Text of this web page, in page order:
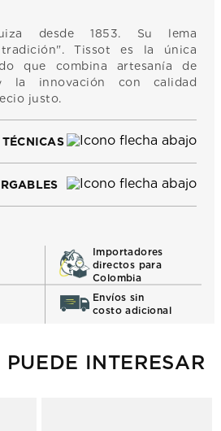
desde 1853. Su lema
Tissot es la única
que combina artesanía de
la innovación con calidad
justo.
Importadores
directos para
Colombia
Envíos sin
costo adicional
INTERESAR